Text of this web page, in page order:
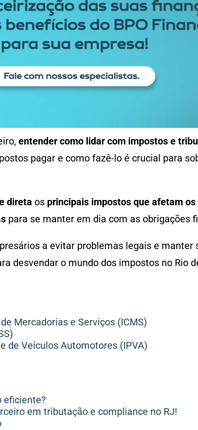
entender como lidar com impostos e
pagar e como fazê-lo é crucial para
direta os principais impostos que afetam
para se manter em dia com as obrigações
a evitar problemas legais e manter
desvendar o mundo dos impostos no Rio
Mercadorias e Serviços (ICMS)
de Veículos Automotores (IPVA)
eficiente?
em tributação e compliance no RJ!